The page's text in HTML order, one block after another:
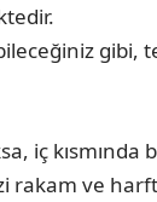
gibi,
iç
rakam ve